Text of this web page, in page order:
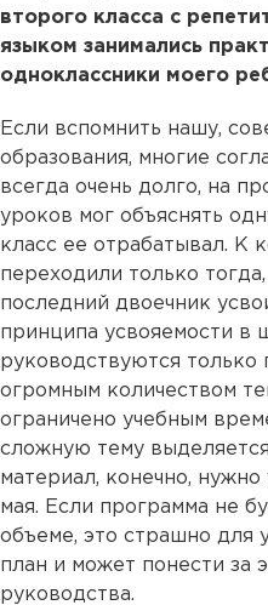
второго класса с
языком занимались
одноклассники моего
Если вспомнить нашу,
образования, многие
всегда очень долго, на
уроков мог объяснять
класс ее отрабатывал. К
переходили только
последний двоечник
принципа усвояемости в
руководствуются только
огромным количеством
ограничено учебным
сложную тему
материал, конечно,
мая. Если программа не
объеме, это страшно для
план и может понести за
руководства.